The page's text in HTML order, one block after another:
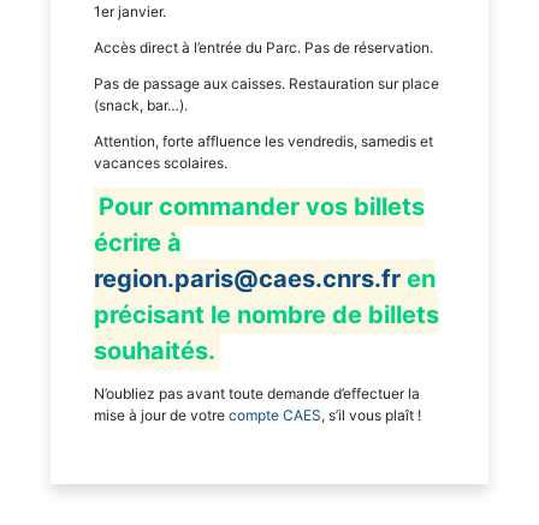
1er janvier.
Accès direct à l’entrée du Parc. Pas de réservation.
Pas de passage aux caisses. Restauration sur place
(snack, bar…).
Attention, forte affluence les vendredis, samedis et
vacances scolaires.
Pour commander vos billets
écrire à
region.paris@caes.cnrs.fr en
précisant le nombre de billets
souhaités.
N’oubliez pas avant toute demande d’effectuer la
mise à jour de votre compte CAES, s’il vous plaît !